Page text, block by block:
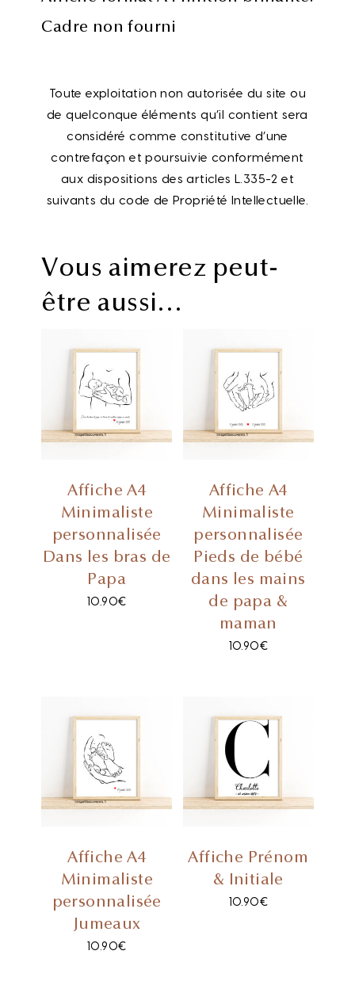
Cadre non fourni
Toute exploitation non autorisée du site ou
de quelconque éléments qu’il contient sera
considéré comme constitutive d’une
contrefaçon et poursuivie conformément
aux dispositions des articles L.335-2 et
suivants du code de Propriété Intellectuelle.
Vous aimerez peut-
être aussi…
Affiche A4
Minimaliste
personnalisée
Dans les bras de
Papa
10.90€
Affiche A4
Minimaliste
personnalisée
Pieds de bébé
dans les mains
de papa &
maman
10.90€
Affiche A4
Minimaliste
personnalisée
Jumeaux
10.90€
Affiche Prénom
& Initiale
10.90€